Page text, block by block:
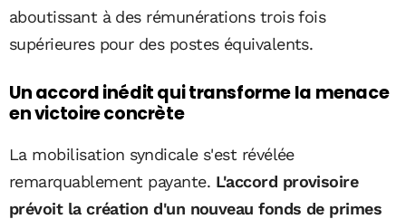
aboutissant à des rémunérations trois fois
supérieures pour des postes équivalents.
Un accord inédit qui transforme la menace
en victoire concrète
La mobilisation syndicale s'est révélée
remarquablement payante. L'accord provisoire
prévoit la création d'un nouveau fonds de primes